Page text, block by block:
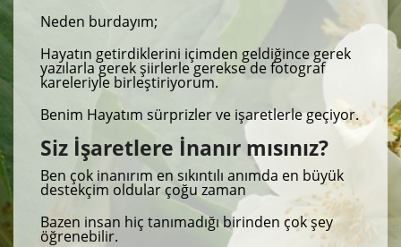
Neden burdayım;
Hayatın getirdiklerini içimden geldiğince gerek
yazılarla gerek şiirlerle gerekse de fotograf
kareleriyle birleştiriyorum.
Benim Hayatım sürprizler ve işaretlerle geçiyor.
Siz İşaretlere İnanır mısınız?
Ben çok inanırım en sıkıntılı anımda en büyük
destekçim oldular çoğu zaman
Bazen insan hiç tanımadığı birinden çok şey
öğrenebilir.